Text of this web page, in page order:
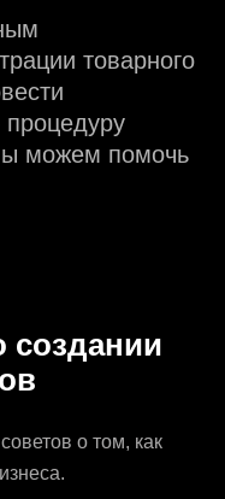
товарного
можем помочь
создании
о том, как